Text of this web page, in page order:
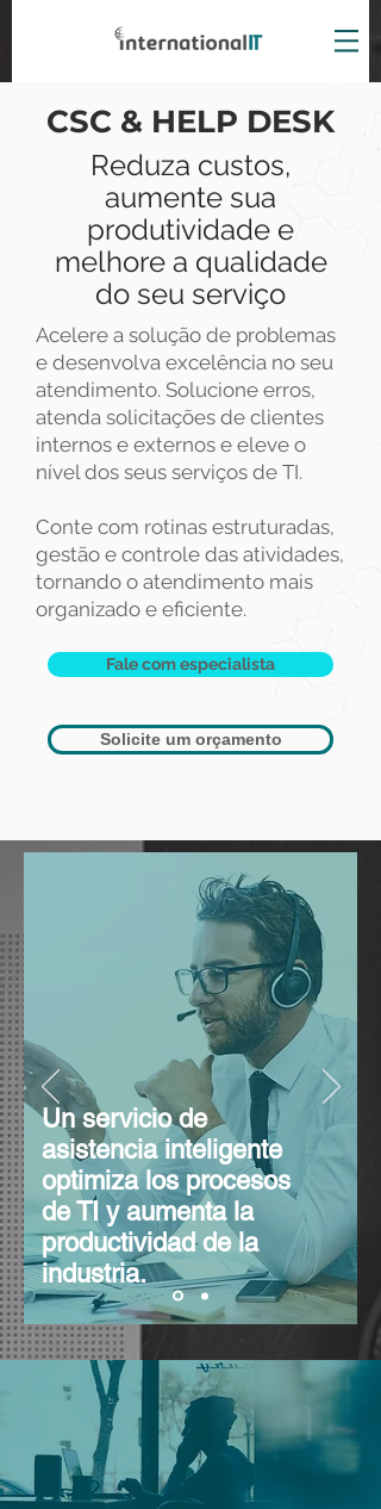
CSC & HELP DESK
Reduza custos,
aumente sua
produtividade e
melhore a qualidade
do seu serviço
Acelere a solução de problemas
e desenvolva excelência no seu
atendimento. Solucione erros,
atenda solicitações de clientes
internos e externos e eleve o
nível dos seus serviços de TI.
Conte com rotinas estruturadas,
gestão e controle das atividades,
tornando o atendimento mais
organizado e eficiente.​
Fale com especialista
Solicite um orçamento
Un servicio de
asistencia inteligente
optimiza los procesos
de TI y aumenta la
productividad de la
industria.